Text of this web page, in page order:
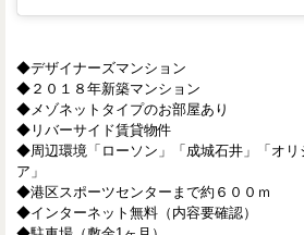
◆デザイナーズマンション
◆２０１８年新築マンション
◆メゾネットタイプのお部屋あり
◆リバーサイド賃貸物件
◆周辺環境「ローソン」「成城石井」「オリ
ア」
◆港区スポーツセンターまで約６００ｍ
◆インターネット無料（内容要確認）